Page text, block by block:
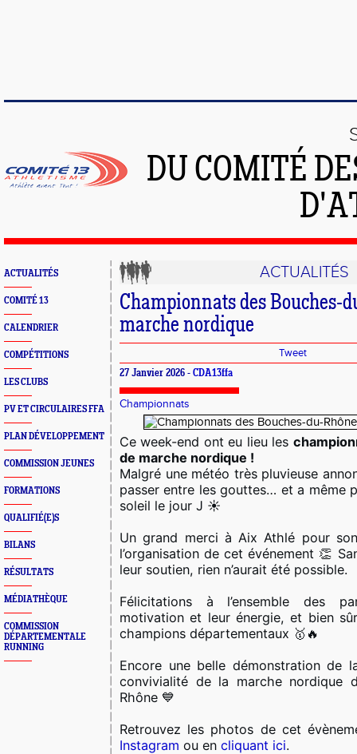
DU COMITÉ
ACTUALITÉS
COMITÉ 13
CALENDRIER
COMPÉTITIONS
LES CLUBS
PV ET CIRCULAIRES FFA
PLAN DÉVELOPPEMENT
COMMISSION JEUNES
FORMATIONS
QUALIFIÉ(E)S
BILANS
RÉSULTATS
MÉDIATHÈQUE
COMMISSION
DÉPARTEMENTALE
RUNNING
ACTUALITÉS
Championnats des Bouches-
marche nordique
Tweet
27 Janvier 2026 - CDA13ffa
Championnats
Ce week-end ont eu lieu les
de marche nordique !
Malgré une météo très pluvieuse
passer entre les gouttes… et a même
soleil le jour J ☀️
Un grand merci à Aix Athlé pour
l’organisation de cet événement 👏
leur soutien, rien n’aurait été possible.
Félicitations à l’ensemble des
motivation et leur énergie, et bien
champions départementaux 🥇🔥
Encore une belle démonstration de
convivialité de la marche nordique
Rhône 💙
Retrouvez les photos de cet
Instagram ou en cliquant ici.